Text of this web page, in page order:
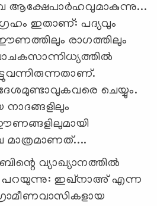
ആക്ഷേപാര്‍ഹവുമാകുന്നു...
ഇതാണ്: പദ്യവും
രാഗത്തിലും
ചെയ്യും.
മാത്രമാണത്....
വ്യാഖ്യാനത്തില്‍
പറയുന്നു: ഇഖ്‌നാഅ് എന്ന